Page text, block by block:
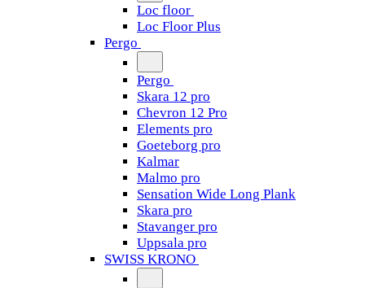
Loc floor
Loc Floor Plus
Pergo
Pergo
Skara 12 pro
Chevron 12 Pro
Elements pro
Goeteborg pro
Kalmar
Malmo pro
Sensation Wide Long Plank
Skara pro
Stavanger pro
Uppsala pro
SWISS KRONO